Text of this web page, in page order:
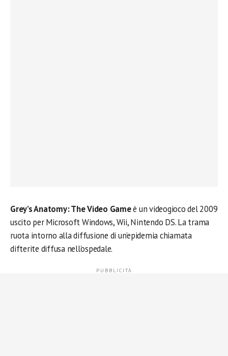
Grey’s Anatomy: The Video Gameè un videogioco del 2009
uscito per Microsoft Windows, Wii, Nintendo DS. La trama
ruota intorno alla diffusione di un’epidemia chiamata
difterite diffusa nell’ospedale.